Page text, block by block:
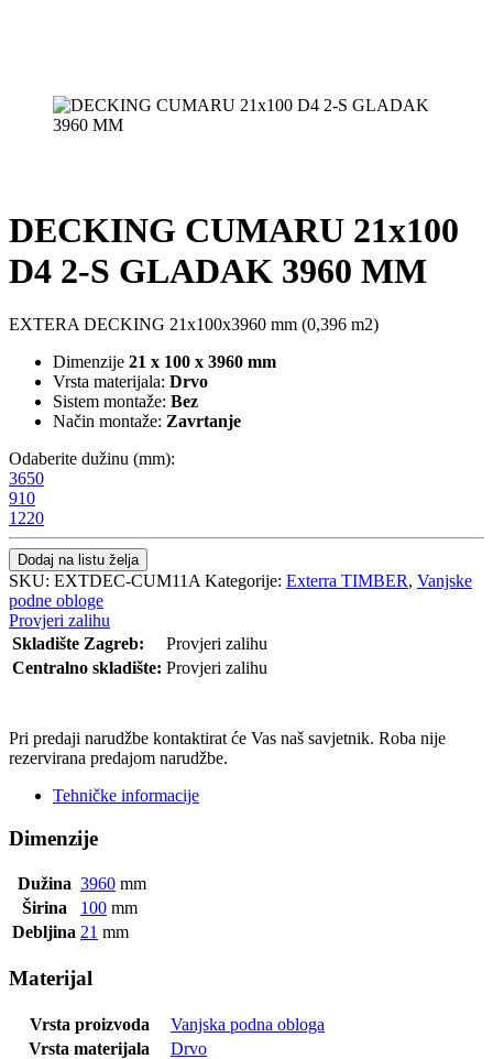
DECKING CUMARU 21x100
D4 2-S GLADAK 3960 MM
EXTERA DECKING 21x100x3960 mm (0,396 m2)
Dimenzije 21 x 100 x 3960 mm
Vrsta materijala: Drvo
Sistem montaže: Bez
Način montaže: Zavrtanje
Odaberite dužinu (mm):
3650
910
1220
Dodaj na listu želja
SKU: EXTDEC-CUM11A Kategorije: Exterra TIMBER, Vanjske
podne obloge
Provjeri zalihu
Skladište Zagreb:
Provjeri zalihu
Centralno skladište: Provjeri zalihu
Pri predaji narudžbe kontaktirat će Vas naš savjetnik. Roba nije
rezervirana predajom narudžbe.
Tehničke informacije
Dimenzije
Dužina 3960 mm
Širina
100 mm
Debljina 21 mm
Materijal
Vrsta proizvoda
Vanjska podna obloga
Vrsta materijala
Drvo